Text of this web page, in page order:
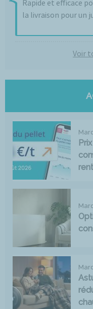
Rapide et efficace
la livraison pour un
Voir